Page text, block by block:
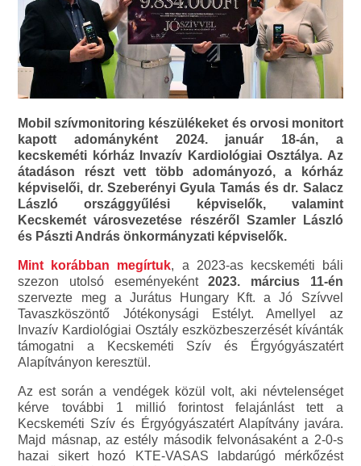
Mobil szívmonitoring készülékeket és orvosi monitort
kapott adományként 2024. január 18-án, a
kecskeméti kórház Invazív Kardiológiai Osztálya. Az
átadáson részt vett több adományozó, a kórház
képviselői, dr. Szeberényi Gyula Tamás és dr. Salacz
László országgyűlési képviselők, valamint
Kecskemét városvezetése részéről Szamler László
és Pászti András önkormányzati képviselők.
Mint korábban megírtuk, a 2023-as kecskeméti báli
szezon utolsó eseményeként2023. március 11-én
szervezte meg a Jurátus Hungary Kft. a Jó Szívvel
Tavaszköszöntő Jótékonysági Estélyt. Amellyel az
Invazív Kardiológiai Osztály eszközbeszerzését kívánták
támogatni a Kecskeméti Szív és Érgyógyászatért
Alapítványon keresztül.
Az est során a vendégek közül volt, aki névtelenséget
kérve további 1 millió forintost felajánlást tett a
Kecskeméti Szív és Érgyógyászatért Alapítvány javára.
Majd másnap, az estély második felvonásaként a 2-0-s
hazai sikert hozó KTE-VASAS labdarúgó mérkőzést